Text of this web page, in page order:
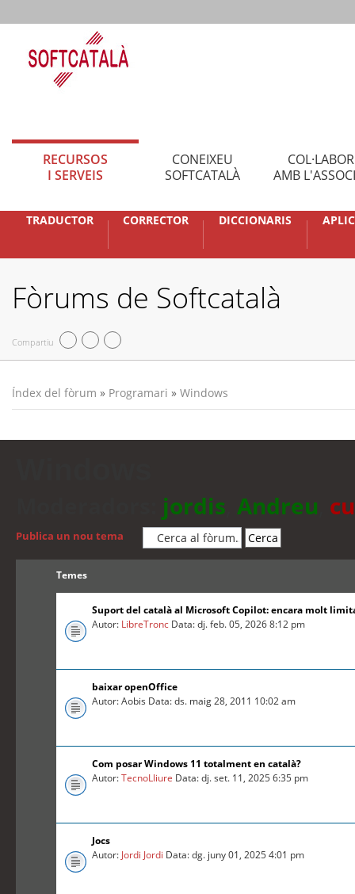
RECURSOS
I SERVEIS
CONEIXEU
SOFTCATALÀ
AMB
TRADUCTOR CORRECTOR DICCIONARIS
Fòrums de Softcatalà
Compartiu
Índex del fòrum » Programari » Windows
jordis Andreu
Publica un nou tema
Temes
Suport del català al Microsoft Copilot: encara molt
Autor: LibreTronc Data: dj. feb. 05, 2026 8:12 pm
baixar openOffice
Autor: Aobis Data: ds. maig 28, 2011 10:02 am
Com posar Windows 11 totalment en català?
Autor:TecnoLliure Data: dj. set. 11, 2025 6:35 pm
Jocs
Autor: Jordi Jordi Data: dg. juny 01, 2025 4:01 pm